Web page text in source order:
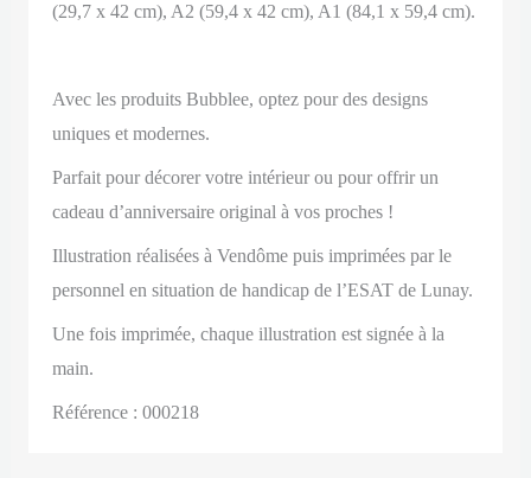
(29,7 x 42 cm), A2 (59,4 x 42 cm), A1 (84,1 x 59,4 cm).
Avec les produits Bubblee, optez pour des designs
uniques et modernes.
Parfait pour décorer votre intérieur ou pour offrir un
cadeau d’anniversaire original à vos proches !
Illustration réalisées à Vendôme puis imprimées par le
personnel en situation de handicap de l’ESAT de Lunay.
Une fois imprimée, chaque illustration est signée à la
main.
Référence : 000218